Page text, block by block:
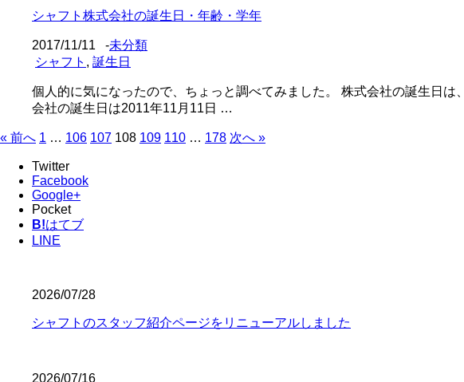
シャフト株式会社の誕生日・年齢・学年
2017/11/11 -未分類
シャフト , 誕生日
個人的に気になったので、ちょっと調べてみました。 株式会社の誕生日
会社の誕生日は2011年11月11日 …
« 前へ 1 … 106 107 108 109 110 … 178 次へ »
Twitter
Facebook
Google+
Pocket
B!はてブ
LINE
2026/07/28
シャフトのスタッフ紹介ページをリニューアルしました
2026/07/16